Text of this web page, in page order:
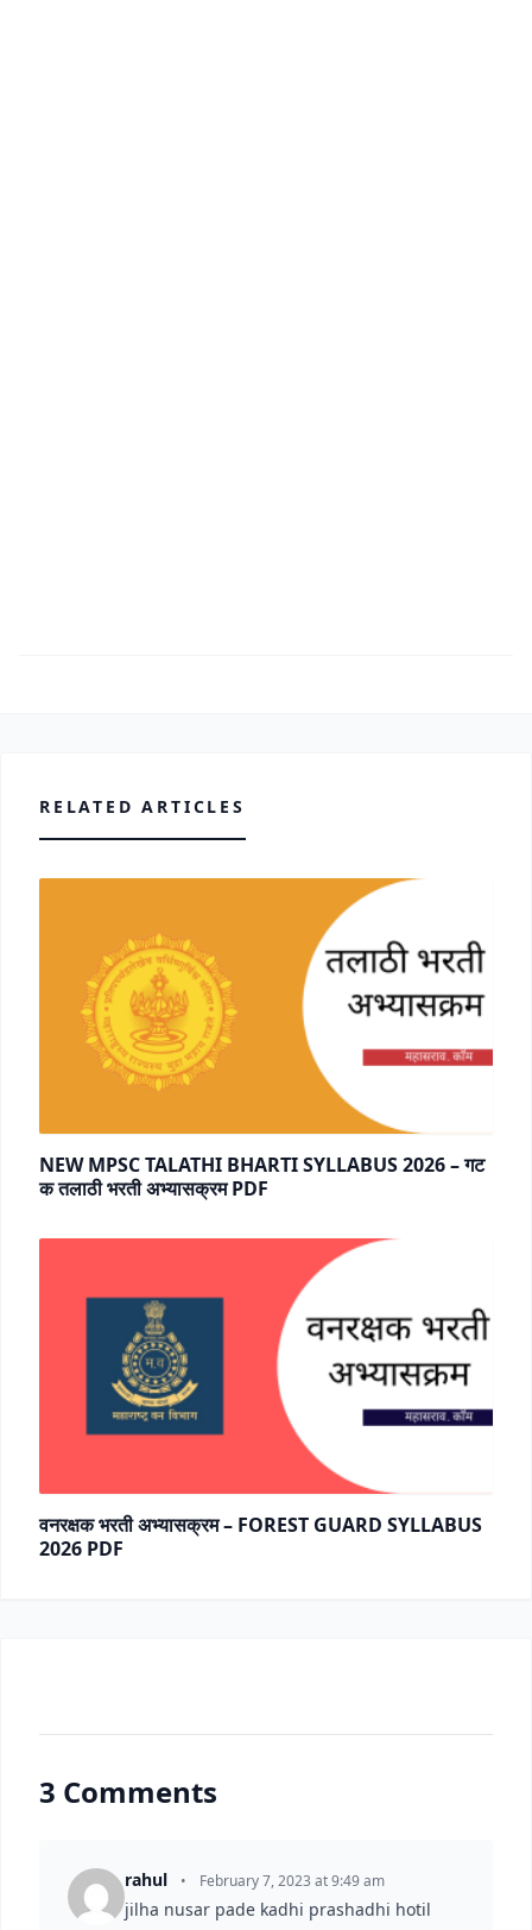
RELATED ARTICLES
NEW MPSC TALATHI BHARTI SYLLABUS 2026 – गट
क तलाठी भरती अभ्यासक्रम PDF
वनरक्षक भरती अभ्यासक्रम – FOREST GUARD SYLLABUS
2026 PDF
3 Comments
rahul • February 7, 2023 at 9:49 am
jilha nusar pade kadhi prashadhi hotil